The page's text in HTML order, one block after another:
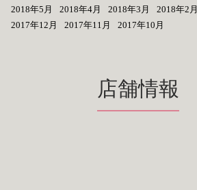
2018年5月
2018年4月 2018年3月 2018年2月
2017年12月
2017年11月 2017年10月
店舗情報